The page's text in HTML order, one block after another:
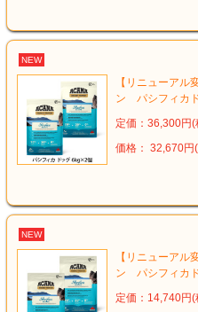
NEW
【リニューア
ン パシフィカ
定価：36,300円(
価格： 32,670円
NEW
【リニューア
ン パシフィカ
定価：14,740円(